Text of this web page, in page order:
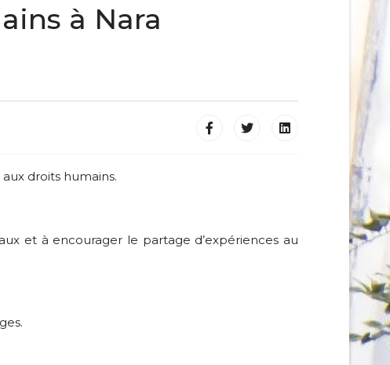
à Nara
droits humains.
et à encourager le partage d’expériences au